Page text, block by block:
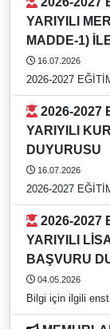
YARIYILI
MADDE-1)
16.07.2026
2026-2027
YERLEŞTİRME
DUYURUSU
YARIYILI
DUYURUSU
16.07.2026
2026-2027
YARIYILI
BAŞVURU
04.05.2026
Bilgi için ilgili
arayınız. https://